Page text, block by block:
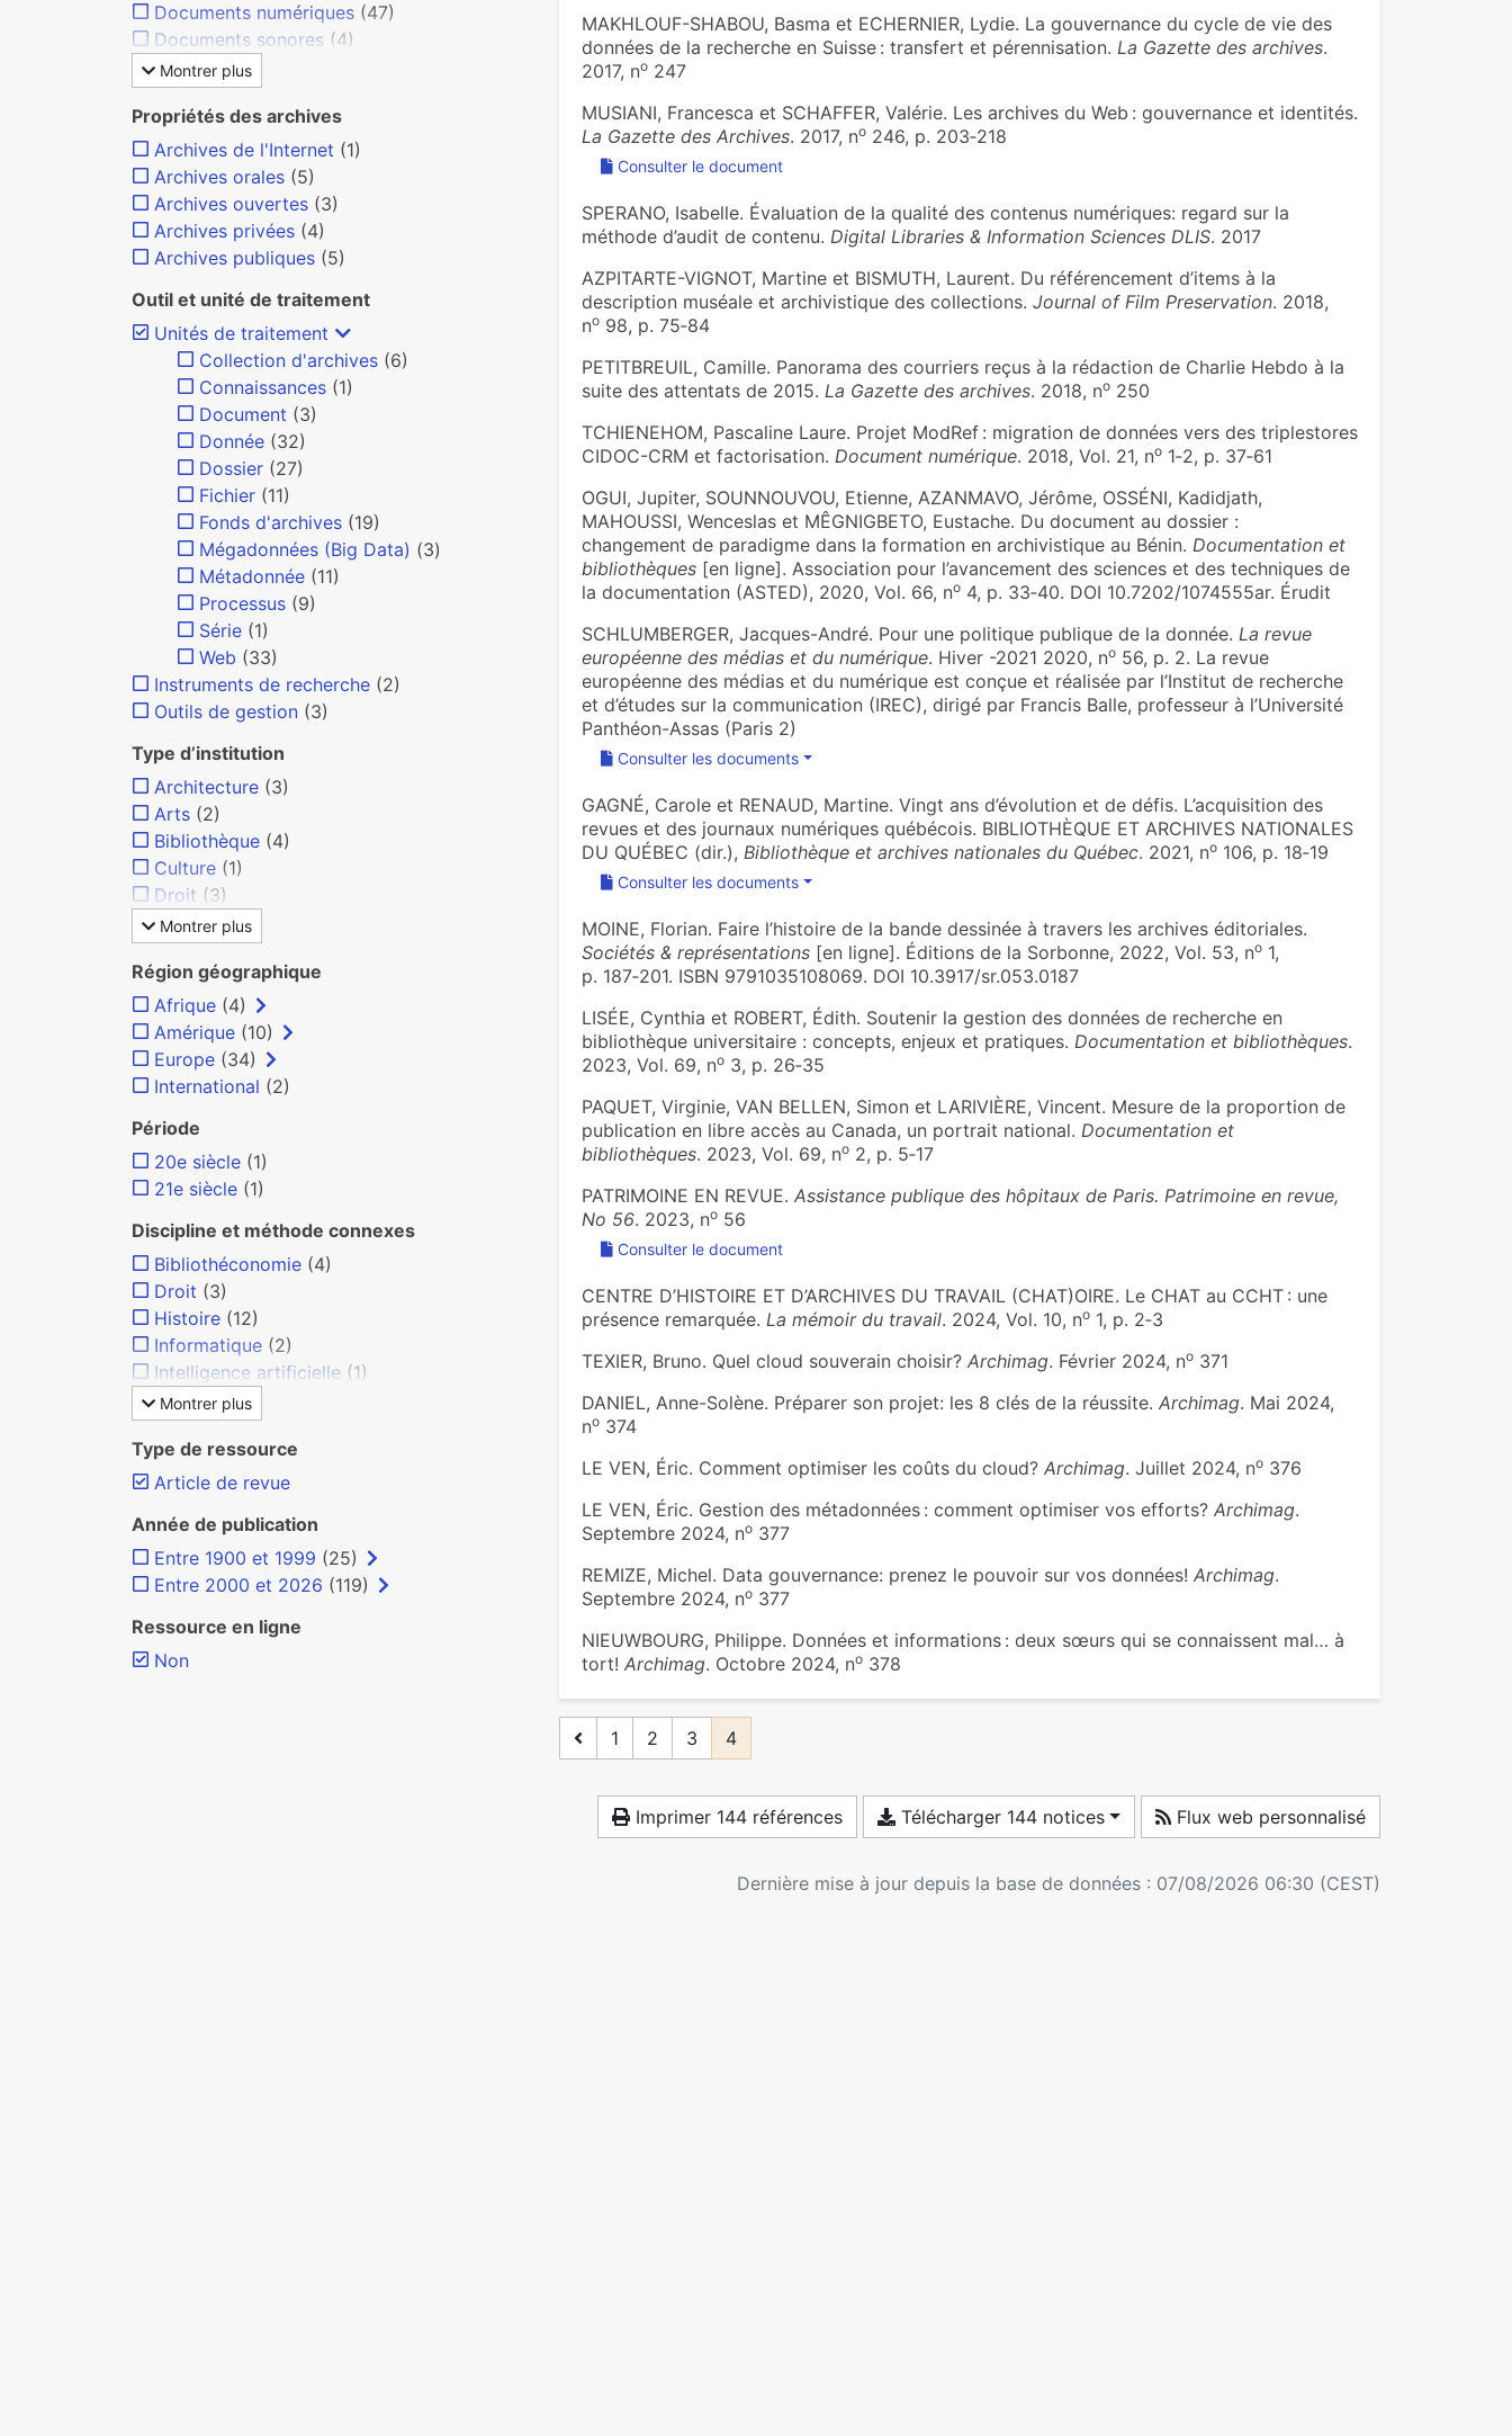
MAKHLOUF-SHABOU, Basma et ECHERNIER, Lydie. La gou­ver­nance du cycle de vie des
don­nées de la recher­che en Suisse : trans­fert et péren­ni­sa­tion. La Gazette des archives.
2017, no247
MUSIANI, Francesca et SCHAFFER, Valérie. Les archives du Web : gouvernance et identités.
La Gazette des Archives. 2017, no246, p. 203‑218
Consulter le document
SPERANO, Isabelle. Évaluation de la qualité des contenus numériques: regard sur la
méthode d’audit de contenu. Digital Libraries & Information Sciences DLIS. 2017
AZPITARTE-VIGNOT, Martine et BISMUTH, Laurent. Du référencement d’items à la
description muséale et archivistique des collections. Journal of Film Preservation. 2018,
no98, p. 75‑84
PETITBREUIL, Camille. Panorama des cour­riers reçus à la rédac­tion de Charlie Hebdo à la
suite des atten­tats de 2015. La Gazette des archives. 2018, no250
TCHIENEHOM, Pascaline Laure. Projet ModRef : migration de données vers des triplestores
CIDOC-CRM et factorisation. Document numérique. 2018, Vol. 21, no1‑2, p. 37‑61
OGUI, Jupiter, SOUNNOUVOU, Etienne, AZANMAVO, Jérôme, OSSÉNI, Kadidjath,
MAHOUSSI, Wenceslas et MÊGNIGBETO, Eustache. Du document au dossier :
changement de paradigme dans la formation en archivistique au Bénin. Documentation et
bibliothèques[en ligne]. Association pour l’avancement des sciences et des techniques de
la documentation (ASTED), 2020, Vol. 66, no4, p. 33‑40. DOI 10.7202/1074555ar. Érudit
SCHLUMBERGER, Jacques-André. Pour une politique publique de la donnée. La revue
européenne des médias et du numérique. Hiver -2021 2020, no56, p. 2. La revue
européenne des médias et du numérique est conçue et réalisée par l’Institut de recherche
et d’études sur la communication (IREC), dirigé par Francis Balle, professeur à l’Université
Panthéon-Assas (Paris 2)
Consulter les documents
GAGNÉ, Carole et RENAUD, Martine. Vingt ans d’évolution et de défis. L’acquisition des
revues et des journaux numériques québécois. BIBLIOTHÈQUE ET ARCHIVES NATIONALES
DU QUÉBEC (dir.), Bibliothèque et archives nationales du Québec. 2021, no106, p. 18‑19
Consulter les documents
MOINE, Florian. Faire l’histoire de la bande dessinée à travers les archives éditoriales.
Sociétés & représentations[en ligne]. Éditions de la Sorbonne, 2022, Vol. 53, no1,
p. 187‑201. ISBN 9791035108069. DOI 10.3917/sr.053.0187
LISÉE, Cynthia et ROBERT, Édith. Soutenir la gestion des données de recherche en
bibliothèque universitaire : concepts, enjeux et pratiques. Documentation et bibliothèques.
2023, Vol. 69, no3, p. 26‑35
PAQUET, Virginie, VAN BELLEN, Simon et LARIVIÈRE, Vincent. Mesure de la proportion de
publication en libre accès au Canada, un portrait national. Documentation et
bibliothèques. 2023, Vol. 69, no2, p. 5‑17
PATRIMOINE EN REVUE. Assistance publique des hôpitaux de Paris. Patrimoine en revue,
No 56. 2023, no56
Consulter le document
CENTRE D’HISTOIRE ET D’ARCHIVES DU TRAVAIL (CHAT)OIRE. Le CHAT au CCHT : une
présence remarquée. La mémoir du travail. 2024, Vol. 10, no1, p. 2‑3
TEXIER, Bruno. Quel cloud souverain choisir? Archimag. Février 2024, no371
DANIEL, Anne-Solène. Préparer son projet: les 8 clés de la réussite. Archimag. Mai 2024,
no374
LE VEN, Éric. Comment optimiser les coûts du cloud? Archimag. Juillet 2024, no376
LE VEN, Éric. Gestion des métadonnées : comment optimiser vos efforts? Archimag.
Septembre 2024, no377
REMIZE, Michel. Data gouvernance: prenez le pouvoir sur vos données! Archimag.
Septembre 2024, no377
NIEUWBOURG, Philippe. Données et informations : deux sœurs qui se connaissent mal… à
tort! Archimag. Octobre 2024, no378
1 2 3 4
Imprimer 144 références Télécharger 144 notices Flux web personnalisé
Dernière mise à jour depuis la base de données : 07/08/2026 06:30 (CEST)
Documents numériques (47)
Documents sonores (4)
Montrer plus
Propriétés des archives
Archives de l'Internet (1)
Archives orales (5)
Archives ouvertes (3)
Archives privées (4)
Archives publiques (5)
Outil et unité de traitement
Unités de traitement
Collection d'archives (6)
Connaissances (1)
Document (3)
Donnée (32)
Dossier (27)
Fichier (11)
Fonds d'archives (19)
Mégadonnées (Big Data) (3)
Métadonnée (11)
Processus (9)
Série (1)
Web (33)
Instruments de recherche (2)
Outils de gestion (3)
Type d’institution
Architecture (3)
Arts (2)
Bibliothèque (4)
Culture (1)
Droit (3)
Montrer plus
Région géographique
Afrique (4)
Amérique (10)
Europe (34)
International (2)
Période
20e siècle (1)
21e siècle (1)
Discipline et méthode connexes
Bibliothéconomie (4)
Droit (3)
Histoire (12)
Informatique (2)
Intelligence artificielle (1)
Montrer plus
Type de ressource
Article de revue
Année de publication
Entre 1900 et 1999 (25)
Entre 2000 et 2026 (119)
Ressource en ligne
Non